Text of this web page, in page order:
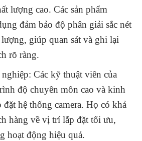
lượng cao. Các sản phẩm
đảm bảo độ phân giải sắc nét
giúp quan sát và ghi lại
rõ ràng.
Các kỹ thuật viên của
độ chuyên môn cao và kinh
hệ thống camera. Họ có khả
hàng về vị trí lắp đặt tối ưu,
hoạt động hiệu quả.